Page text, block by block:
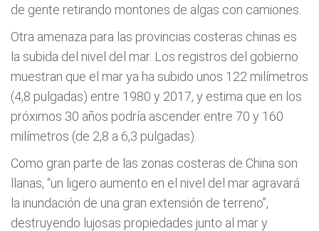
de gente retirando montones de algas con camiones.
Otra amenaza para las provincias costeras chinas es
la subida del nivel del mar. Los registros del gobierno
muestran que el mar ya ha subido unos 122 milímetros
(4,8 pulgadas) entre 1980 y 2017, y estima que en los
próximos 30 años podría ascender entre 70 y 160
milímetros (de 2,8 a 6,3 pulgadas).
Como gran parte de las zonas costeras de China son
llanas, “un ligero aumento en el nivel del mar agravará
la inundación de una gran extensión de terreno”,
destruyendo lujosas propiedades junto al mar y